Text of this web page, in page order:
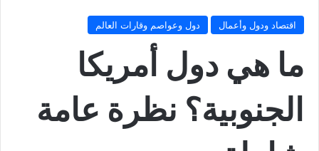
اقتصاد ودول وأعمال دول وعواصم وقارات العالم
ما هي دول أمريكا
الجنوبية؟ نظرة عامة